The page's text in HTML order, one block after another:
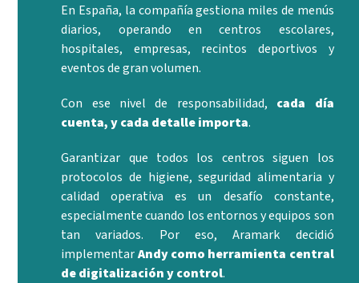
En España, la compañía gestiona miles de menús
diarios, operando en centros escolares,
hospitales, empresas, recintos deportivos y
eventos de gran volumen.
Con ese nivel de responsabilidad, cada día
cuenta, y cada detalle importa.
Garantizar que todos los centros siguen los
protocolos de higiene, seguridad alimentaria y
calidad operativa es un desafío constante,
especialmente cuando los entornos y equipos son
tan variados. Por eso, Aramark decidió
implementarAndy como herramienta central
de digitalización y control.